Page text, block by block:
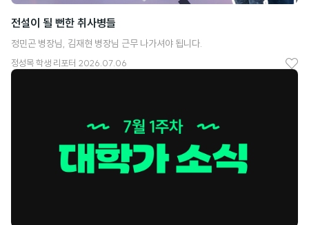
전설이 될 뻔한 취사병들
정민곤 병장님, 김재현 병장님 근무 나가셔야 됩니다.
정성목학생 리포터 2026.07.06
좋